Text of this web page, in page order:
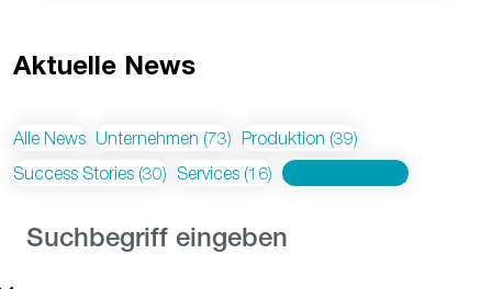
Aktuelle News
Alle News Unternehmen (73) Produktion (39)
Success Stories (30) Services (16) Entwicklung (14)